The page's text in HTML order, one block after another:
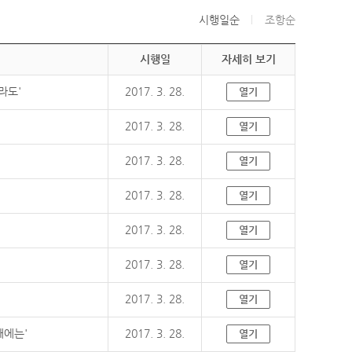
시행일순 조항순
시행일 자세히 보기
도' 2017. 3. 28. 열기
2017. 3. 28. 열기
2017. 3. 28. 열기
2017. 3. 28. 열기
2017. 3. 28. 열기
2017. 3. 28. 열기
2017. 3. 28. 열기
에는' 2017. 3. 28. 열기